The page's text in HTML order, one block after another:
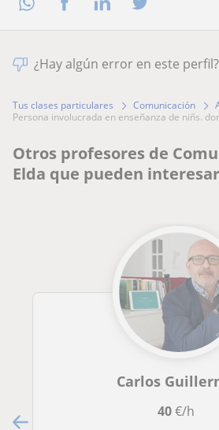
¿Hay algún error en este perfil?
Tus clases particulares Comunicación
persona involucrada en enseñanza de niñs.
Otros profesores de
Elda que pueden
Carlos
40€/h